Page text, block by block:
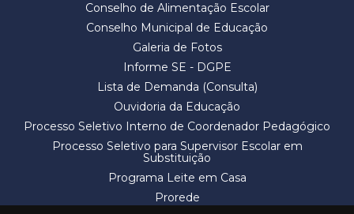
Conselho de Alimentação Escolar
Conselho Municipal de Educação
Galeria de Fotos
Informe SE - DGPE
Lista de Demanda (Consulta)
Ouvidoria da Educação
Processo Seletivo Interno de Coordenador Pedagógico
Processo Seletivo para Supervisor Escolar em
Substituição
Programa Leite em Casa
Prorede